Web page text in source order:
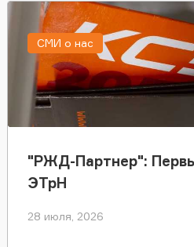
"РЖД-Партнер":
ЭТрН
28 июля, 2026
СМИ о нас